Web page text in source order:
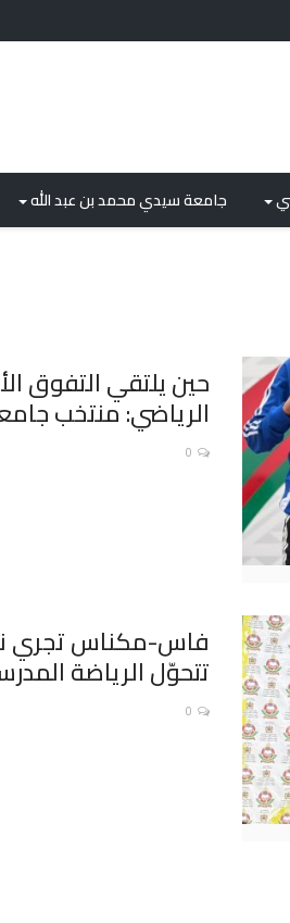
جامعة سيدي محمد بن عبد الله
حين يلتقي التفوق
الرياضي: منتخب
0
فاس-مكناس تجري
تتحوّل الرياضة
0